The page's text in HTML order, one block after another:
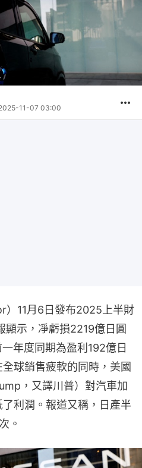
11-07 03:00
）11月6日發布2025上半財
示，凈虧損2219億日圓
一年度同期為盈利192億日
球銷售疲軟的同時，美國
，又譯川普）對汽車加
利潤。報道又稱，日產半
。